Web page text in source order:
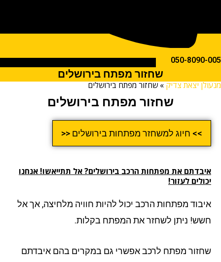
050-
שחזור מפתח בירושלים
יצאת צדיק»שחזור מפתח בירושלים
שחזור מפתח בירושלים
>> חיוג למשחזר מפתחות בירושלים <<
את מפתחות הרכב בירושלים? אל תתייאשו! אנחנו
לעזור!
מפתחות הרכב יכול להיות חוויה מלחיצה, אך אל
ניתן לשחזר את המפתח בקלות.
מפתח לרכב אפשרי גם במקרים בהם איבדתם